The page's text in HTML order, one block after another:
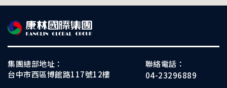
集團總部地址：
台中市西區博館路117號12樓
聯絡電話：
04-23296889